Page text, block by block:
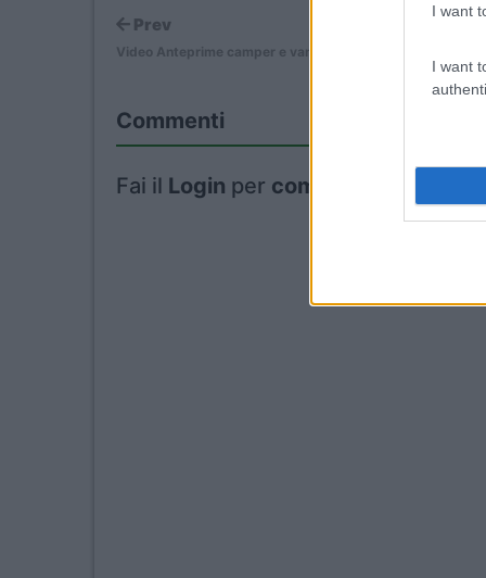
I want
I want
Prev
Video Anteprime camper e van 2027: Pilote
Commenti
Fai il Login per commentare